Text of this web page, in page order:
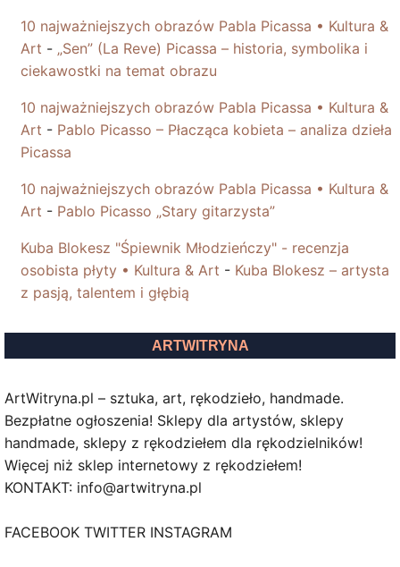
10 najważniejszych obrazów Pabla Picassa • Kultura &
Art - „Sen” (La Reve) Picassa – historia, symbolika i
ciekawostki na temat obrazu
10 najważniejszych obrazów Pabla Picassa • Kultura &
Art - Pablo Picasso – Płacząca kobieta – analiza dzieła
Picassa
10 najważniejszych obrazów Pabla Picassa • Kultura &
Art - Pablo Picasso „Stary gitarzysta”
Kuba Blokesz "Śpiewnik Młodzieńczy" - recenzja
osobista płyty • Kultura & Art - Kuba Blokesz – artysta
z pasją, talentem i głębią
ARTWITRYNA
ArtWitryna.pl – sztuka, art, rękodzieło, handmade.
Bezpłatne ogłoszenia! Sklepy dla artystów, sklepy
handmade, sklepy z rękodziełem dla rękodzielników!
Więcej niż sklep internetowy z rękodziełem!
KONTAKT: info@artwitryna.pl
FACEBOOK TWITTER INSTAGRAM